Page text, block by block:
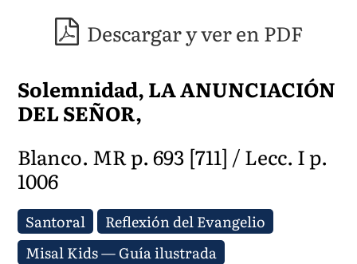
Descargar y ver en PDF
Solemnidad, LA ANUNCIACIÓN
DEL SEÑOR,
Blanco. MR p. 693 [711] / Lecc. I p.
1006
Santoral
Reflexión del Evangelio
Misal Kids — Guía ilustrada